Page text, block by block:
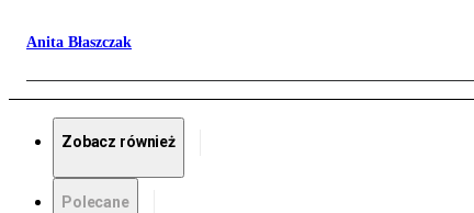
Anita Błaszczak
Zobacz również
Polecane